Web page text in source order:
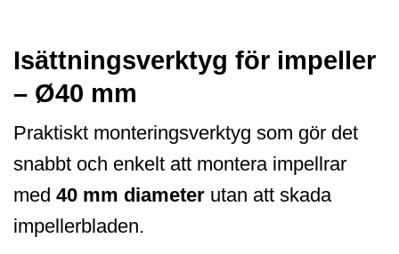
Isättningsverktyg för impeller
– Ø40 mm
Praktiskt monteringsverktyg som gör det
snabbt och enkelt att montera impellrar
med 40 mm diameter utan att skada
impellerbladen.